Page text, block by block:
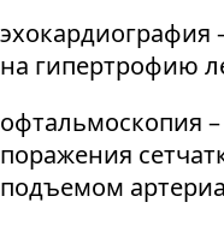
эхокардиография
на гипертрофию
офтальмоскопия
поражения
подъемом